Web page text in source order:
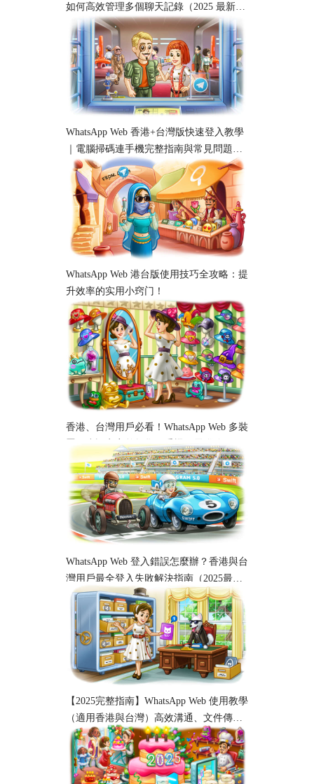
如何高效管理多個聊天記錄（2025 最新教
學）
WhatsApp Web 香港+台灣版快速登入教學
｜電腦掃碼連手機完整指南與常見問題解
析
WhatsApp Web 港台版使用技巧全攻略：提
升效率的实用小窍门！
香港、台灣用戶必看！WhatsApp Web 多裝
置同步設定完整教學｜手機、電腦跨平台
使用指南
WhatsApp Web 登入錯誤怎麼辦？香港與台
灣用戶最全登入失敗解決指南（2025最
新）
【2025完整指南】WhatsApp Web 使用教學
（適用香港與台灣）高效溝通、文件傳輸
與工作協作必備！